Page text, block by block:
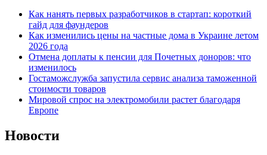
Как нанять первых разработчиков в стартап: короткий
гайд для фаундеров
Как изменились цены на частные дома в Украине летом
2026 года
Отмена доплаты к пенсии для Почетных доноров: что
изменилось
Гостаможслужба запустила сервис анализа таможенной
стоимости товаров
Мировой спрос на электромобили растет благодаря
Европе
Новости